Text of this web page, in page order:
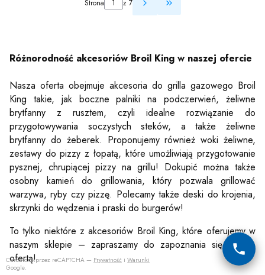
Chronione przez reCAPTCHA — Prywatność i Warunki
Google.
Strona z 7 Przejdź do ostatniej
Różnorodność akcesoriów Broil King w naszej ofercie
Nasza oferta obejmuje akcesoria do grilla gazowego Broil
King takie, jak boczne palniki na podczerwień, żeliwne
brytfanny z rusztem, czyli idealne rozwiązanie do
przygotowywania soczystych steków, a także żeliwne
brytfanny do żeberek. Proponujemy również woki żeliwne,
zestawy do pizzy z łopatą, które umożliwiają przygotowanie
pysznej, chrupiącej pizzy na grillu! Dokupić można także
osobny kamień do grillowania, który pozwala grillować
warzywa, ryby czy pizzę. Polecamy także deski do krojenia,
skrzynki do wędzenia i praski do burgerów!
To tylko niektóre z akcesoriów Broil King, które oferujemy w
naszym sklepie – zapraszamy do zapoznania się z całą
ofertą!